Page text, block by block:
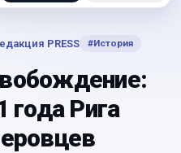
PRESS #История
года Рига